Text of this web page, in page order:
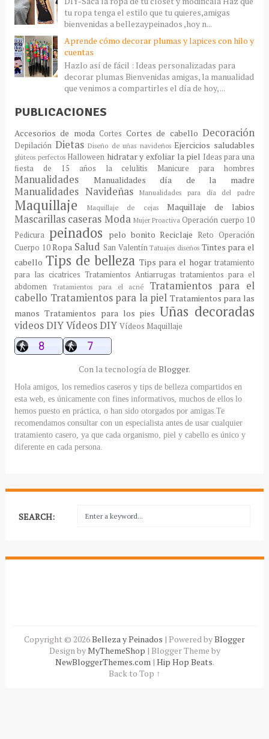
tu ropa tenga el estilo que tu quieres,amigas
bienvenidas a bellezaypeinados ,hoy n...
Aprende cómo decorar plumas y lapices con hilo y
cuentas
Hazlo así de fácil : Ideas personalizadas para
decorar plumas Bienvenidas amigas, la manualidad
que venimos a compartirles el día de hoy, ...
PUBLICACIONES
Accesorios de moda Cortes Cortes de cabello Decoración
Depilación Dietas Diseño de uñas navideños Ejercicios saludables
glúteos perfectos Halloween hidratar y exfoliar la piel Ideas para una
fiesta de 15 años
la celulitis Manicure para hombres
Manualidades Manualidades día de la madre
Manualidades Navideñas Manualidades para día del padre
Maquillaje Maquillaje de cejas Maquillaje de labios
Mascarillas caseras Moda Mujer Proactiva Operación cuerpo 10
Pedicura peinados pelo bonito Reciclaje Reto Operación
Cuerpo 10 Ropa Salud San Valentín Tatuajes diseños Tintes para el
cabello Tips de belleza Tips para el hogar tratamiento
para las cicatrices Tratamientos Antiarrugas tratamientos para el
abdomen
Tratamientos para el acné
Tratamientos para el
cabello Tratamientos para la piel Tratamientos para las
manos Tratamientos para los pies Uñas decoradas
videos DIYVídeos DIY Vídeos Maquillaje
Con la tecnología de Blogger.
Hola amigos, los remedios caseros y tips de belleza compartidos en
esta web, es únicamente con fines informativos, muchos de ellos lo
hemos puesto en práctica, o han sido otorgados por amigas.Te
recomendamos consultar con un especialista antes de usar cualquier
tratamiento casero, ya que cada organismo, piel y cabello es único y
diferente en cada persona.
SEARCH:
Copyright ©2026Belleza y Peinados | Powered byBlogger
Design byMyThemeShop | Blogger Theme by
NewBloggerThemes.com| Hip Hop Beats.
Back to Top ↑